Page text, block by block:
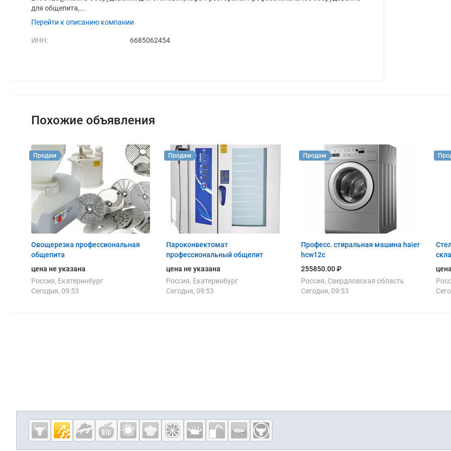
для общепита,...
Перейти к описанию компании
ИНН: 6685062454
Похожие объявления
Овощерезка профессиональная
общепита
цена не указана
Россия, Екатеринбург
Сегодня, 09:53
Продам
Пароконвектомат
профессиональный общепит
цена не указана
Россия, Екатеринбург
Сегодня, 09:53
Продам
Професс. стиральная машина haier
hcw12c
255850.00 ₽
Россия, Свердловская область
Сегодня, 09:53
Продам
Дополнительная информация
Cсылки на полезные проекты
Eqinfo.ru —